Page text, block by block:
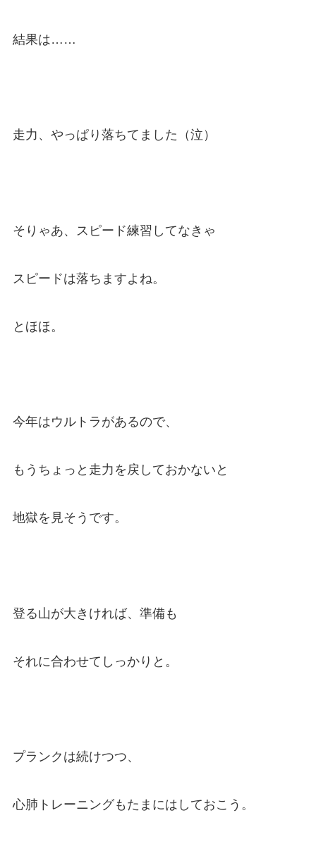
結果は……
走力、やっぱり落ちてました（泣）
そりゃあ、スピード練習してなきゃ
スピードは落ちますよね。
とほほ。
今年はウルトラがあるので、
もうちょっと走力を戻しておかないと
地獄を見そうです。
登る山が大きければ、準備も
それに合わせてしっかりと。
プランクは続けつつ、
心肺トレーニングもたまにはしておこう。